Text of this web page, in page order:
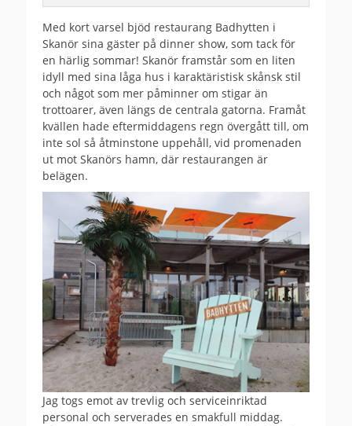
Med kort varsel bjöd restaurang Badhytten i
Skanör sina gäster på dinner show, som tack för
en härlig sommar! Skanör framstår som en liten
idyll med sina låga hus i karaktäristisk skånsk stil
och något som mer påminner om stigar än
trottoarer, även längs de centrala gatorna. Framåt
kvällen hade eftermiddagens regn övergått till, om
inte sol så åtminstone uppehåll, vid promenaden
ut mot Skanörs hamn, där restaurangen är
belägen.
Jag togs emot av trevlig och serviceinriktad
personal och serverades en smakfull middag.